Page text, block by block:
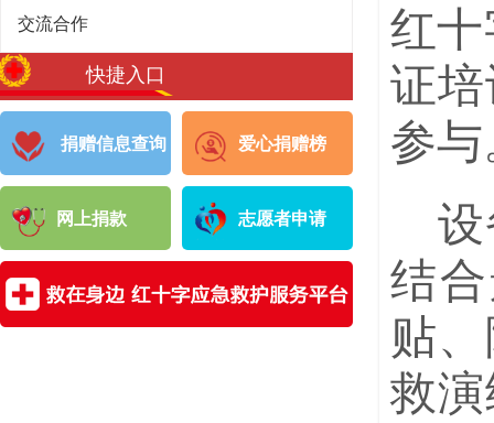
交流合作
快捷入口
捐赠信息查询 爱心捐赠榜
网上捐款 志愿者申请
红
证
参与
结
贴
救